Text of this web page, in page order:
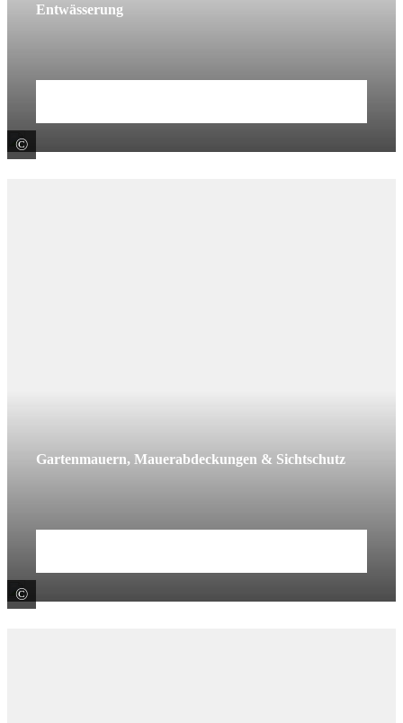
©
Entwässerung
©
Gartenmauern, Mauerabdeckungen & Sichtschutz